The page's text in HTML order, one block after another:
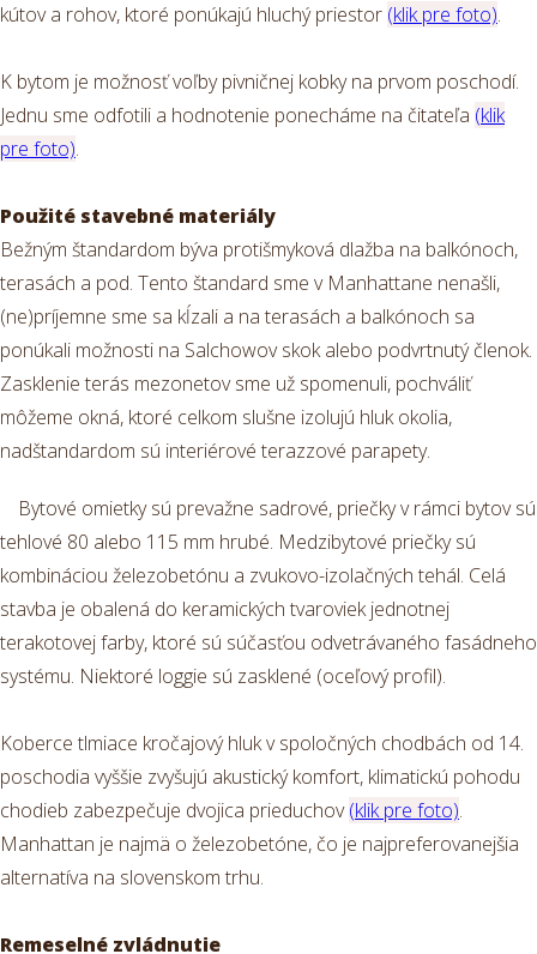
kútov a rohov, ktoré ponúkajú hluchý priestor (klik pre foto).
K bytom je možnosť voľby pivničnej kobky na prvom poschodí.
Jednu sme odfotili a hodnotenie ponecháme na čitateľa (klik
pre foto).
Použité stavebné materiály
Bežným štandardom býva protišmyková dlažba na balkónoch,
terasách a pod. Tento štandard sme v Manhattane nenašli,
(ne)príjemne sme sa kĺzali a na terasách a balkónoch sa
ponúkali možnosti na Salchowov skok alebo podvrtnutý členok.
Zasklenie terás mezonetov sme už spomenuli, pochváliť
môžeme okná, ktoré celkom slušne izolujú hluk okolia,
nadštandardom sú interiérové terazzové parapety.
Bytové omietky sú prevažne sadrové, priečky v rámci bytov sú
tehlové 80 alebo 115 mm hrubé. Medzibytové priečky sú
kombináciou železobetónu a zvukovo-izolačných tehál. Celá
stavba je obalená do keramických tvaroviek jednotnej
terakotovej farby, ktoré sú súčasťou odvetrávaného fasádneho
systému. Niektoré loggie sú zasklené (oceľový profil).
Koberce tlmiace kročajový hluk v spoločných chodbách od 14.
poschodia vyššie zvyšujú akustický komfort, klimatickú pohodu
chodieb zabezpečuje dvojica prieduchov(klik pre foto).
Manhattan je najmä o železobetóne, čo je najpreferovanejšia
alternatíva na slovenskom trhu.
Remeselné zvládnutie